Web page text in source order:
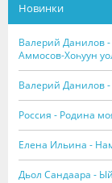
Новинки
Валерий
Аммосов-Хоһуун
Валерий Данилов
Россия - Родина
Елена Ильина -
Дьол Сандаара -